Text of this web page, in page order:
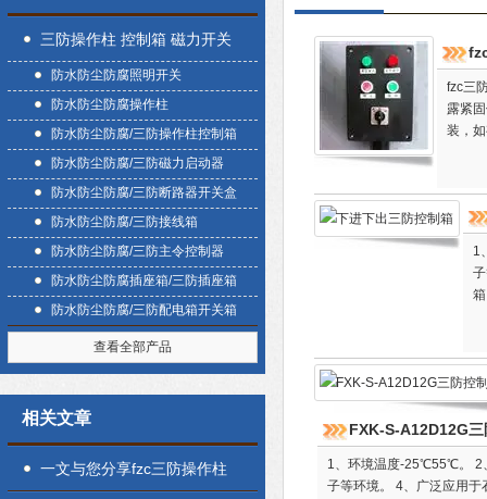
三防操作柱 控制箱 磁力开关
盒防水防尘防腐照明开关
防水防尘防腐操作柱
防水防尘防腐/三防操作柱控制箱
防水防尘防腐/三防磁力启动器
防水防尘防腐/三防断路器开关盒
防水防尘防腐/三防接线箱
防水防尘防腐/三防主令控制器
防水防尘防腐插座箱/三防插座箱
防水防尘防腐/三防配电箱开关箱
查看全部产品
相关文章
一文与您分享fzc三防操作柱
fzc三
露紧
装，
1
箱
FXK-S-A12D12G
1、环境温度-25℃55℃。 2
子等环境。 4、广泛应用